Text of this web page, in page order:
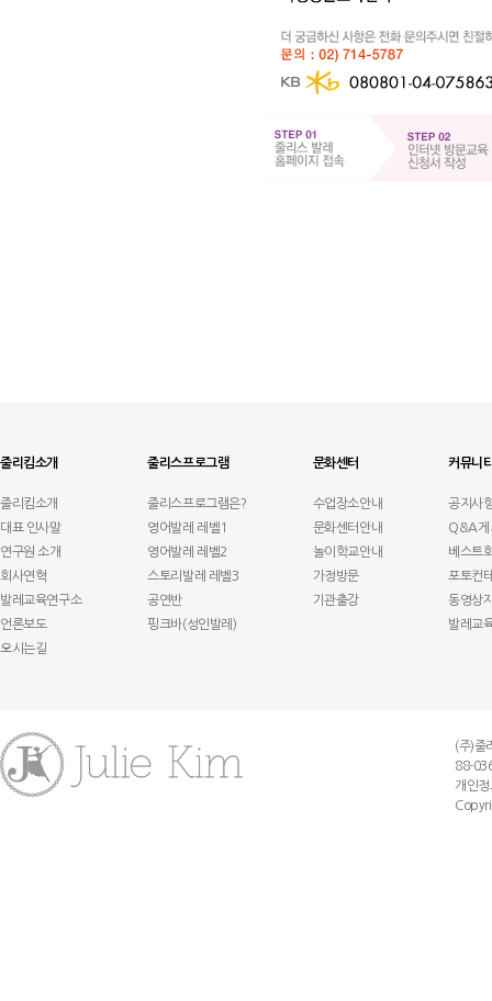
줄리킴소개
줄리킴소개
대표 인사말
연구원 소개
회사연혁
발레교육연구소
언론보도
오시는길
줄리스프로그램
줄리스프로그램은?
영어발레 레벨1
영어발레 레벨2
스토리발레 레벨3
공연반
핑크바(성인발레)
문화센터
수업장소안내
문화센터안내
놀이학교안내
가정방문
기관출강
커뮤니
공지사
Q&A게
베스트
포토컨
동영상
발레교
(주)줄
88-
개인